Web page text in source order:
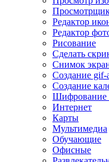
Редактор
Редактор
Рисование
Сделать
Снимок
Создание
Создание
Шифрование
Интернет
Карты
Мультимедиа
Обучающие
Офисные